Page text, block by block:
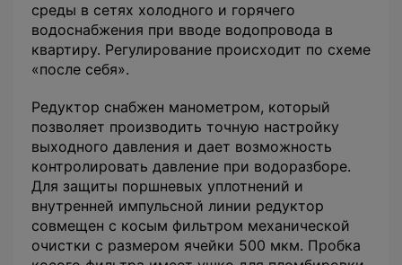
среды в сетях холодного и горячего
водоснабжения при вводе водопровода в
квартиру. Регулирование происходит по схеме
«после себя».
Редуктор снабжен манометром, который
позволяет производить точную настройку
выходного давления и дает возможность
контролировать давление при водоразборе.
Для защиты поршневых уплотнений и
внутренней импульсной линии редуктор
совмещен с косым фильтром механической
очистки с размером ячейки 500 мкм. Пробка